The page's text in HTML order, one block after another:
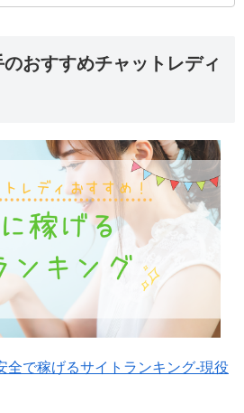
おすすめチャットレディ
全で稼げるサイトランキング-現役